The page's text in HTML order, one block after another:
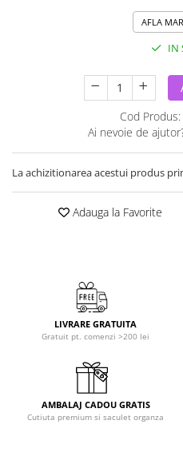
AFLA
IN
Cod Produs:
Ai nevoie de
La achizitionarea acestui produs
Adauga la Favorite
LIVRARE GRATUITA
Gratuit pt. comenzi >200 lei
AMBALAJ CADOU GRATIS
Cutiuta premium si saculet organza